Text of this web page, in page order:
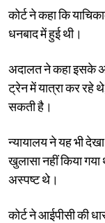
कोर्ट ने कहा कि
धनबाद में हुई थी।
अदालत ने कहा इसके
ट्रेन में यात्रा कर रहे
सकती है।
न्यायालय ने यह भी
खुलासा नहीं किया
अस्पष्ट थे।
कोर्ट ने आईपीसी की